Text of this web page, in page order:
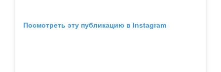
Посмотреть эту публикацию в Instagram